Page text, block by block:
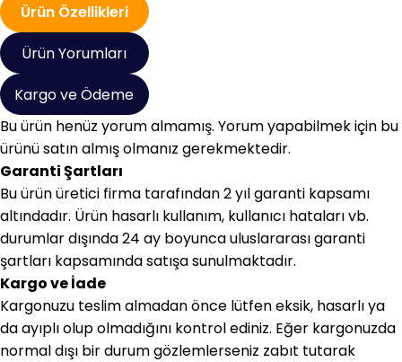
Ürün Özellikleri
Ürün Yorumları
Kargo ve Ödeme
Bu ürün henüz yorum almamış. Yorum yapabilmek için bu
ürünü satın almış olmanız gerekmektedir.
Garanti Şartları
Bu ürün üretici firma tarafından 2 yıl garanti kapsamı
altındadır. Ürün hasarlı kullanım, kullanıcı hataları vb.
durumlar dışında 24 ay boyunca uluslararası garanti
şartları kapsamında satışa sunulmaktadır.
Kargo ve İade
Kargonuzu teslim almadan önce lütfen eksik, hasarlı ya
da ayıplı olup olmadığını kontrol ediniz. Eğer kargonuzda
normal dışı bir durum gözlemlerseniz zabıt tutarak